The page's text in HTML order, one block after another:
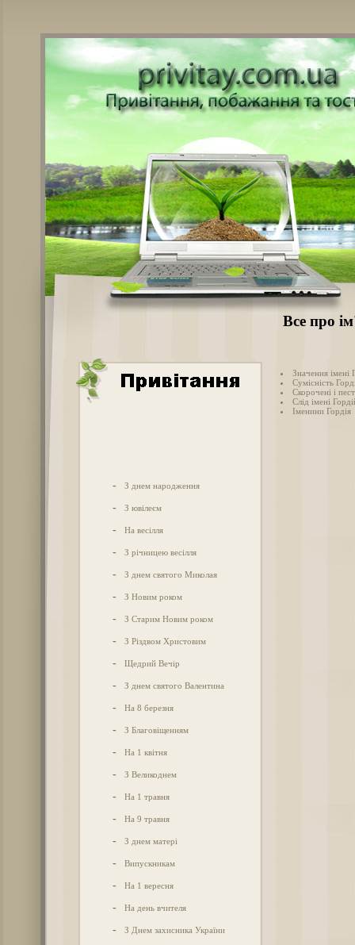
Все про
- З днем народження
- З ювілеєм
- На весілля
- З річницею весілля
- З днем святого Миколая
- З Новим роком
- З Старим Новим роком
- З Різдвом Христовим
- Щедрий Вечір
- З днем святого Валентина
- На 8 березня
- З Благовіщенням
- На 1 квітня
- З Великоднем
- На 1 травня
- На 9 травня
- З днем матері
- Випускникам
- На 1 вересня
- На день вчителя
- З Днем захисника України
Значення імені
Сумісність
Скорочені і
Слід імені
Іменини Гордія